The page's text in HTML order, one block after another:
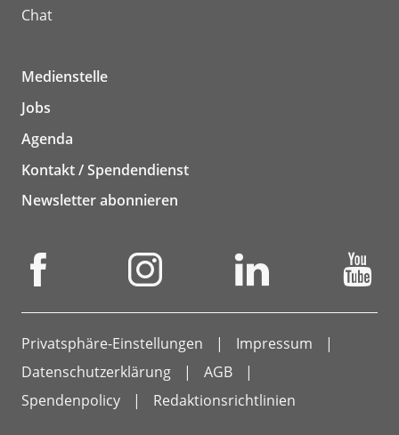
Chat
Medienstelle
Jobs
Agenda
Kontakt / Spendendienst
Newsletter abonnieren
Privatsphäre-Einstellungen
Impressum
Datenschutzerklärung
AGB
Spendenpolicy
Redaktionsrichtlinien